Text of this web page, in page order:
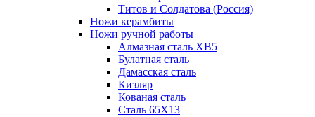
Титов и Солдатова (Россия)
Ножи керамбиты
Ножи ручной работы
Алмазная сталь ХВ5
Булатная сталь
Дамасская сталь
Кизляр
Кованая сталь
Сталь 65Х13